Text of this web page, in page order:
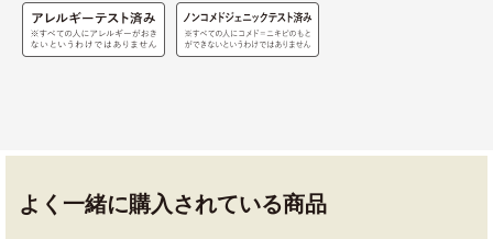
よく一緒に購入されている商品